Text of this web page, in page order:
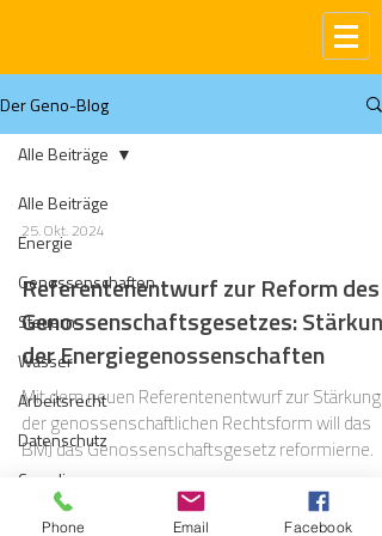
Der Geno-Blog
Alle Beiträge
Energie
Genossenschaften
Steuern
Wasser
Arbeitsrecht
Datenschutz
Compliance
Gas
Alle Beiträge
25. Okt. 2024
Referentenentwurf zur Reform des
Genossenschaftsgesetzes: Stärkung
der Energiegenossenschaften
Mit dem neuen Referentenentwurf zur Stärkung
der genossenschaftlichen Rechtsform will das
BMJ das Genossenschaftsgesetz reformierne.
Phone Email Facebook